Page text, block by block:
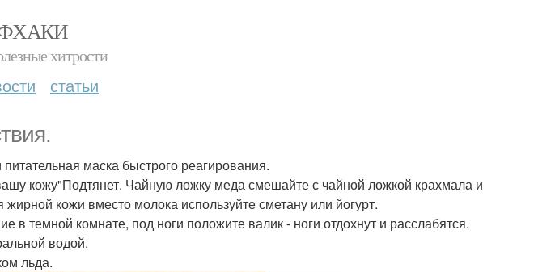
хитрости
статьи
маска быстрого реагирования.
кожу"Подтянет. Чайную ложку меда смешайте с чайной ложкой крахмала и
кожи вместо молока используйте сметану или йогурт.
в темной комнате, под ноги положите валик - ноги отдохнут и расслабятся.
водой.
льда.